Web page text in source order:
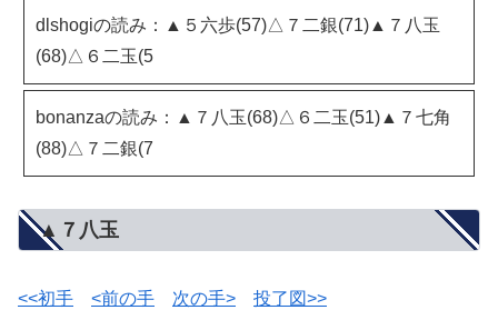
dlshogiの読み：▲５六歩(57)△７二銀(71)▲７八玉
(68)△６二玉(5
bonanzaの読み：▲７八玉(68)△６二玉(51)▲７七角
(88)△７二銀(7
▲７八玉
<<初手 <前の手 次の手> 投了図>>